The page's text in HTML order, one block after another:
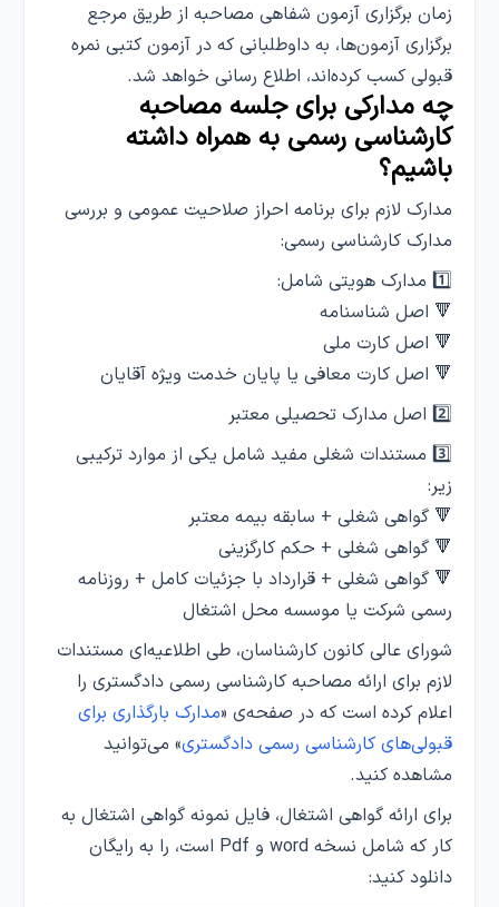
زمان برگزاری آزمون شفاهی مصاحبه از طریق مرجع
برگزاری آزمون‌ها، به داوطلبانی که در آزمون کتبی نمره
قبولی کسب کرده‌اند، اطلاع رسانی خواهد شد.
چه مدارکی برای جلسه مصاحبه
کارشناسی رسمی به همراه داشته
باشیم؟
مدارک لازم برای برنامه احراز صلاحیت عمومی و بررسی
مدارک کارشناسی رسمی:
1️⃣ مدارک هویتی شامل:
🔻 اصل شناسنامه
🔻 اصل کارت ملی
🔻 اصل کارت معافی یا پایان خدمت ویژه آقایان
2️⃣ اصل مدارک تحصیلی معتبر
3️⃣ مستندات شغلی مفید شامل یکی از موارد ترکیبی
زیر:
🔻 گواهی شغلی + سابقه بیمه معتبر
🔻 گواهی شغلی + حکم کارگزینی
🔻 گواهی شغلی + قرارداد با جزئیات کامل + روزنامه
رسمی شرکت یا موسسه محل اشتغال
شورای عالی کانون کارشناسان، طی اطلاعیه‌ای مستندات
لازم برای ارائه مصاحبه کارشناسی رسمی دادگستری را
اعلام کرده است که در صفحه‌ی «مدارک بارگذاری برای
قبولی‌های کارشناسی رسمی دادگستری» می‌توانید
مشاهده کنید.
برای ارائه گواهی اشتغال، فایل نمونه گواهی اشتغال به
کار که شامل نسخه word و Pdf است، را به رایگان
دانلود کنید: